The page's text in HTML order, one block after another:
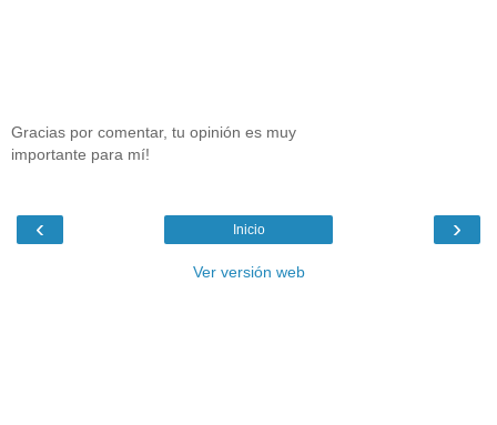
Gracias por comentar, tu opinión es muy
importante para mí!
‹ ›
Inicio
Ver versión web